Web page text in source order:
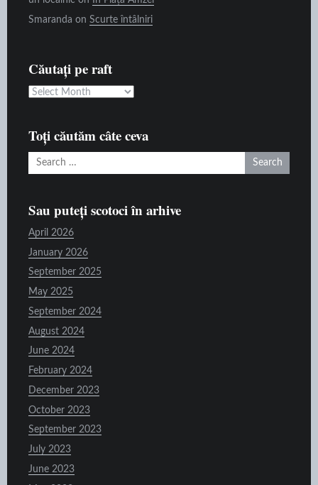
Smaranda on Scurte întâlniri
Căutați pe raft
Căutați
Toți căutăm câte ceva
Search
Sau puteți scotoci în arhive
April 2026
January 2026
September 2025
May 2025
September 2024
August 2024
June 2024
February 2024
December 2023
October 2023
September 2023
July 2023
June 2023